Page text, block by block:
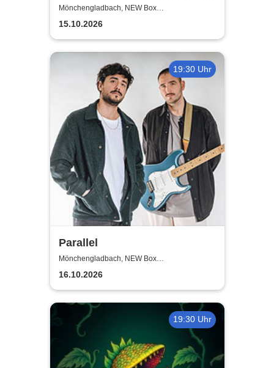
to The King of Pop!
Mönchengladbach, NEW Box
Mönchengladbach
15.10.2026
19:30 Uhr
Parallel
Mönchengladbach, NEW Box
Mönchengladbach
16.10.2026
19:30 Uhr